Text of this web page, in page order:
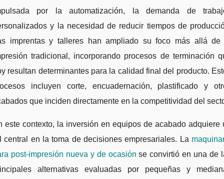
por la automatización, la demanda de
y la necesidad de reducir tiempos de
imprentas y talleres han ampliado su foco más allá de
tradicional, incorporando procesos de terminación
resultan determinantes para la calidad final del producto.
incluyen corte, encuadernación, plastificado y
que inciden directamente en la competitividad del
este contexto, la inversión en equipos de acabado adquiere
central en la toma de decisiones empresariales. La
post-impresión nueva y de ocasión se convirtió en una de
alternativas evaluadas por pequeñas y